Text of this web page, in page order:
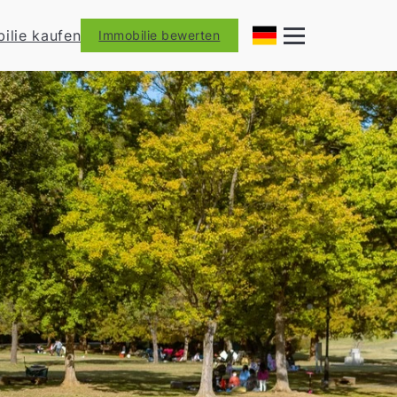
kaufen Immobilie bewerten